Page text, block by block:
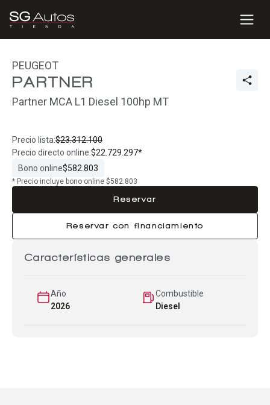
PEUGEOT
PARTNER
Partner MCA L1 Diesel 100hp MT
Precio lista:$23.312.100
Precio directo online:$22.729.297*
Bono online$582.803
* Precio incluye bono online $582.803
Reservar
Reservar con financiamiento
Características generales
Año
2026
Combustible
Diesel